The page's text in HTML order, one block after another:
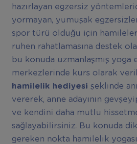
hazırlayan egzersiz
yormayan, yumuşak
spor türü olduğu için
ruhen rahatlamasına destek
bu konuda uzmanlaşmış yoga
merkezlerinde kurs olarak
hamilelik hediyesi şeklinde
vererek, anne adayının
ve kendini daha mutlu
sağlayabilirsiniz. Bu konuda
gereken nokta hamilelik